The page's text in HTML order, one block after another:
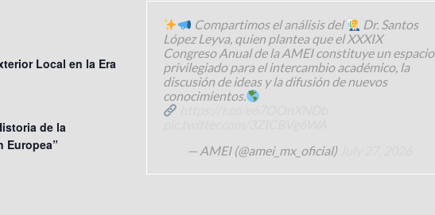
Local en la Era
de la
Europea”
Compartimos el análisis del
Dr. Santos
López Leyva, quien plantea que el XXXIX
Congreso Anual de la AMEI constituye un espacio
privilegiado para el intercambio académico, la
discusión de ideas y la difusión de nuevos
conocimientos.
— AMEI (@amei_mx_oficial)